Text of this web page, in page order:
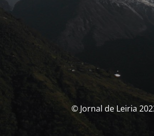
© Jornal de Leiria